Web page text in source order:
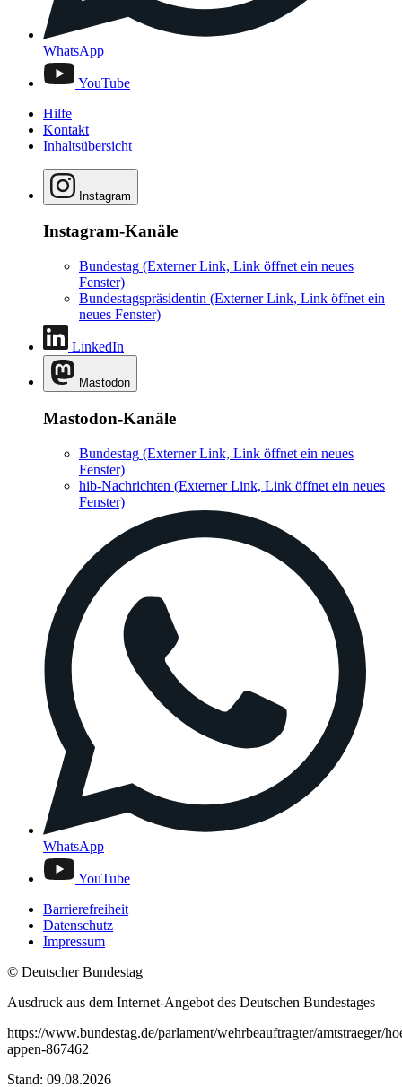
WhatsApp
YouTube
Hilfe
Kontakt
Inhaltsübersicht
Instagram
Instagram-Kanäle
Bundestag (Externer Link, Link öffnet ein neues
Fenster)
Bundestagspräsidentin (Externer Link, Link öffnet ein
neues Fenster)
LinkedIn
Mastodon
Mastodon-Kanäle
Bundestag (Externer Link, Link öffnet ein neues
Fenster)
hib-Nachrichten (Externer Link, Link öffnet ein neues
Fenster)
WhatsApp
YouTube
Barrierefreiheit
Datenschutz
Impressum
© Deutscher Bundestag
Ausdruck aus dem Internet-Angebot des Deutschen Bundestages
https://www.bundestag.de/parlament/wehrbeauftragter/amtstraeger/
appen-867462
Stand: 09.08.2026